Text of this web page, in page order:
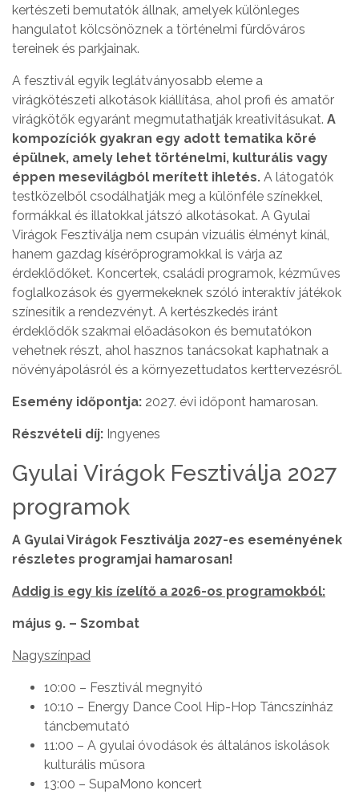
kertészeti bemutatók állnak, amelyek különleges
hangulatot kölcsönöznek a történelmi fürdőváros
tereinek és parkjainak.
A fesztivál egyik leglátványosabb eleme a
virágkötészeti alkotások kiállítása, ahol profi és amatőr
virágkötők egyaránt megmutathatják kreativitásukat. A
kompozíciók gyakran egy adott tematika köré
épülnek, amely lehet történelmi, kulturális vagy
éppen mesevilágból merített ihletés. A látogatók
testközelből csodálhatják meg a különféle színekkel,
formákkal és illatokkal játszó alkotásokat. A Gyulai
Virágok Fesztiválja nem csupán vizuális élményt kínál,
hanem gazdag kísérőprogramokkal is várja az
érdeklődőket. Koncertek, családi programok, kézműves
foglalkozások és gyermekeknek szóló interaktív játékok
színesítik a rendezvényt. A kertészkedés iránt
érdeklődők szakmai előadásokon és bemutatókon
vehetnek részt, ahol hasznos tanácsokat kaphatnak a
növényápolásról és a környezettudatos kerttervezésről.
Esemény időpontja: 2027. évi időpont hamarosan.
Részvételi díj: Ingyenes
Gyulai Virágok Fesztiválja 2027
programok
A Gyulai Virágok Fesztiválja 2027-es eseményének
részletes programjai hamarosan!
Addig is egy kis ízelítő a 2026-os programokból:
május 9. – Szombat
Nagyszínpad
10:00 – Fesztivál megnyitó
10:10 – Energy Dance Cool Hip-Hop Táncszínház
táncbemutató
11:00 – A gyulai óvodások és általános iskolások
kulturális műsora
13:00 – SupaMono koncert